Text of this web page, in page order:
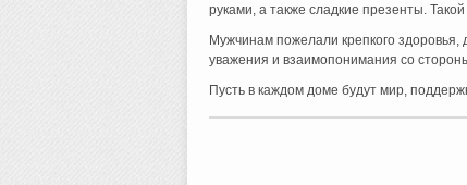
руками, а также сладкие презенты.
Мужчинам пожелали крепкого здоровья,
уважения и взаимопонимания со
Пусть в каждом доме будут мир,